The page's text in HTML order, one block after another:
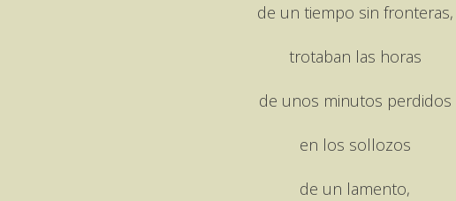
de un tiempo sin fronteras,
trotaban las horas
de unos minutos perdidos
en los sollozos
de un lamento,